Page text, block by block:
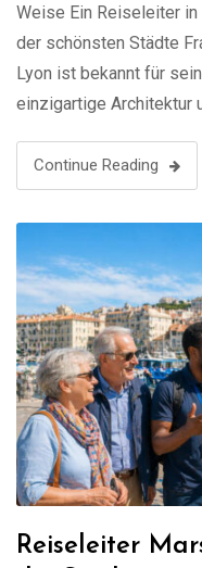
Weise Ein Reiseleiter
der schönsten Städte
Lyon ist bekannt für
einzigartige Architektur
maßgeschneiderte
abgestimmt …
Continue Reading
Reiseleiter